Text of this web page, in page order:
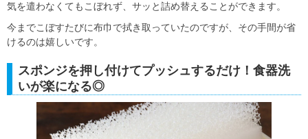
気を遣わなくてもこぼれず、サッと詰め替えることができます。
今までこぼすたびに布巾で拭き取っていたのですが、その手間が省
けるのは嬉しいです。
スポンジを押し付けてプッシュするだけ！食器洗
いが楽になる◎